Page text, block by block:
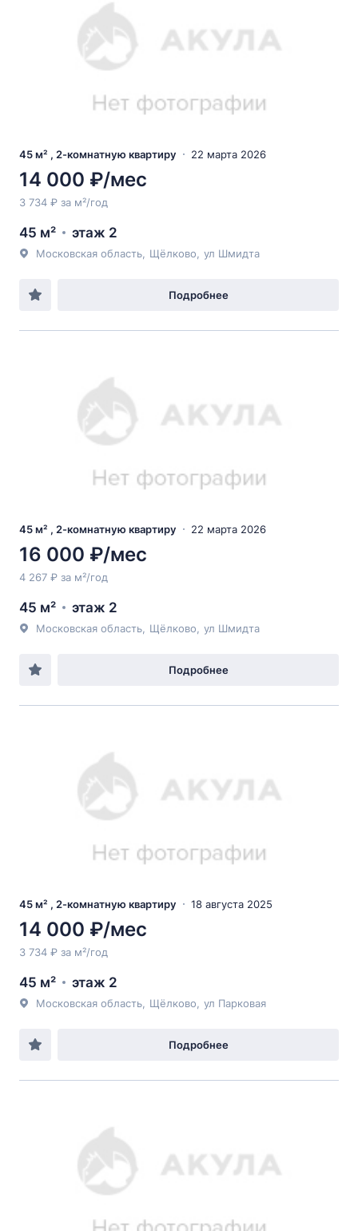
45 м² , 2-комнатную квартиру 22 марта 2026
14 000 ₽/мес
3 734 ₽ за м²/год
45 м² этаж 2
Московская область Щёлково ул Шмидта
Подробнее
45 м² , 2-комнатную квартиру 22 марта 2026
16 000 ₽/мес
4 267 ₽ за м²/год
45 м² этаж 2
Московская область Щёлково ул Шмидта
Подробнее
45 м² , 2-комнатную квартиру 18 августа 2025
14 000 ₽/мес
3 734 ₽ за м²/год
45 м² этаж 2
Московская область Щёлково ул Парковая
Подробнее